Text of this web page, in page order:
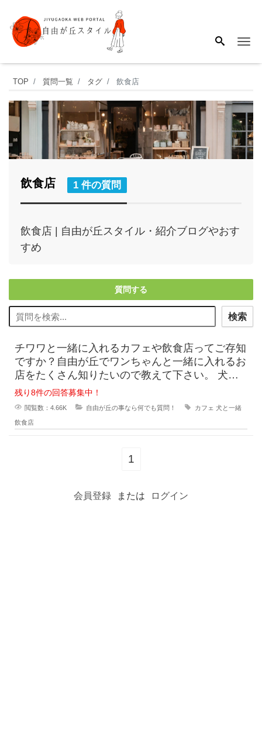
TOP 質問一覧 タグ 飲食店
飲食店 1 件の質問
飲食店 | 自由が丘スタイル・紹介ブログやおす
すめ
質問する
検索
チワワと一緒に入れるカフェや飲食店ってご存知
ですか？自由が丘でワンちゃんと一緒に入れるお
店をたくさん知りたいので教えて下さい。 犬を
飼い始めたばかりでお店でのマナーや飽きさせ
残り8件の回答募集中！
閲覧数：4.66K 自由が丘の事なら何でも質問！ カフェ 犬と一緒
飲食店
1
会員登録 または ログイン